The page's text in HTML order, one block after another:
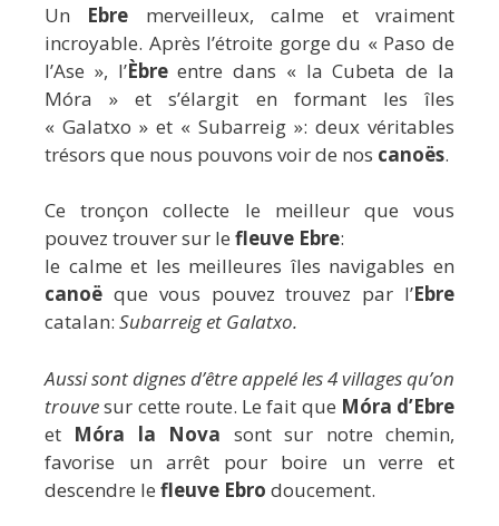
Un Ebre merveilleux, calme et vraiment
incroyable. Après l’étroite gorge du « Paso de
l’Ase », l’Èbreentre dans « la Cubeta de la
Móra » et s’élargit en formant les îles
« Galatxo » et « Subarreig »: deux véritables
trésors que nous pouvons voir de nos canoës.
Ce tronçon collecte le meilleur que vous
pouvez trouver sur le fleuve Ebre:
le calme et les meilleures îles navigables en
canoë que vous pouvez trouvez par l’Ebre
catalan: Subarreig et Galatxo.
Aussi sont dignes d’être appelé les 4 villages qu’on
trouvesur cette route. Le fait que Móra d’Ebre
et Móra la Nova sont sur notre chemin,
favorise un arrêt pour boire un verre et
descendre le fleuve Ebro doucement.